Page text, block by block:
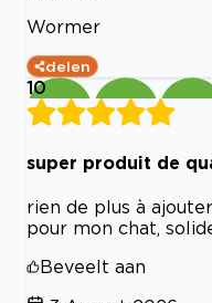
Wormer
delen
10
super produit de
rien de plus à
pour mon chat,
Beveelt aan